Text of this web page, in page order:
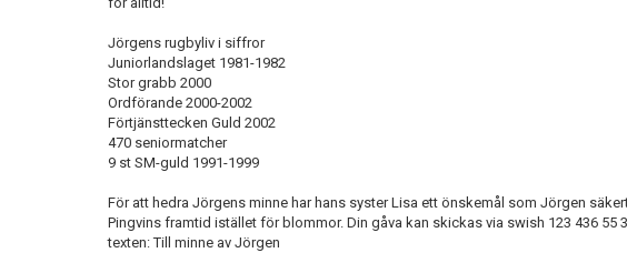
Jörgens rugbyliv i siffror
Juniorlandslaget 1981-1982
Stor grabb 2000
Ordförande 2000-2002
Förtjänsttecken Guld 2002
470 seniormatcher
9 st SM-guld 1991-1999
För att hedra Jörgens minne har hans syster Lisa ett önskemål som Jörgen
Pingvins framtid istället för blommor. Din gåva kan skickas via swish 123 436 55
texten: Till minne av Jörgen